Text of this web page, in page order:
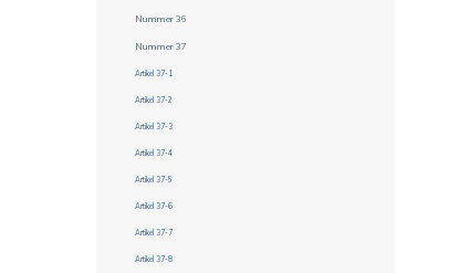
Nummer 36
Nummer 37
Artikel 37-1
Artikel 37-2
Artikel 37-3
Artikel 37-4
Artikel 37-5
Artikel 37-6
Artikel 37-7
Artikel 37-8